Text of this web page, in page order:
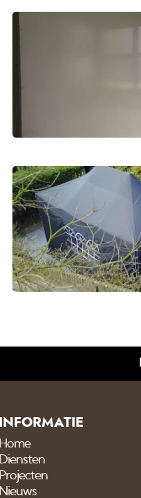
INFORMATIE
Home
Diensten
Projecten
Nieuws